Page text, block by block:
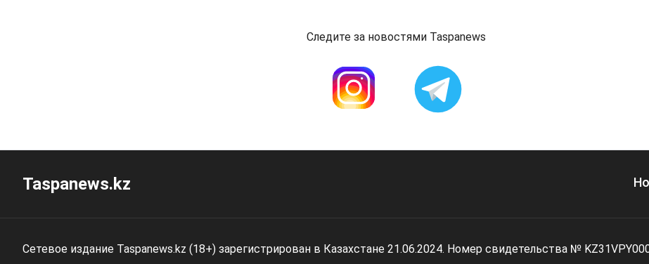
Следите за новостями Taspanews
Taspanews.kz
Сетевое издание Taspanews.kz (18+) зарегистрирован в Казахстане 21.06.2024. Номер свидетельства №